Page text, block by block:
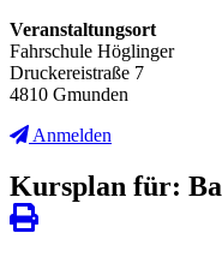
Veranstaltungsort
Fahrschule Höglinger
Druckereistraße 7
4810 Gmunden
Anmelden
Kursplan für: